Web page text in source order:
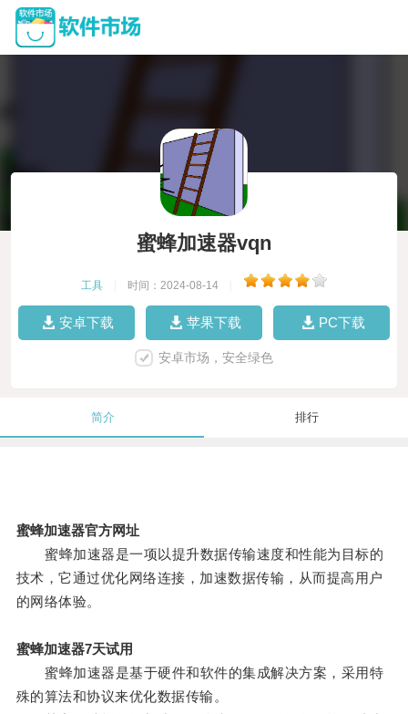
蜜蜂加速器vqn
工具 时间：2024-08-14
安卓下载 苹果下载 PC下载
安卓市场，安全绿色
简介 排行
蜜蜂加速器官方网址
蜜蜂加速器是一项以提升数据传输速度和性能为目标的
技术，它通过优化网络连接，加速数据传输，从而提高用户
的网络体验。
蜜蜂加速器7天试用
蜜蜂加速器是基于硬件和软件的集成解决方案，采用特
殊的算法和协议来优化数据传输。